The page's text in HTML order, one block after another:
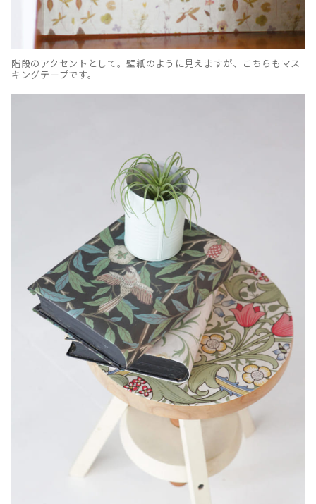
階段のアクセントとして。壁紙のように見えますが、こちらもマス
キングテープです。